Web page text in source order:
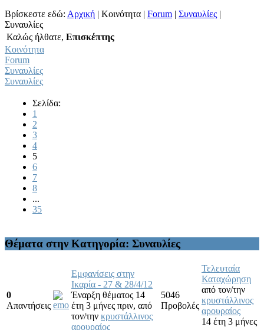
Βρίσκεστε εδώ: Αρχική | Κοινότητα | Forum | Συναυλίες |
Συναυλίες
Καλώς ήλθατε, Επισκέπτης
Κοινότητα
Forum
Συναυλίες
Συναυλίες
Σελίδα:
1
2
3
4
5
6
7
8
...
35
Θέματα στην Κατηγορία: Συναυλίες
0
Απαντήσεις
Εμφανίσεις στην
Ικαρία - 27 & 28/4/12
Έναρξη θέματος 14
έτη 3 μήνες πριν, από
τον/την κρυστάλλινος
αρουραίος
5046
Προβολές
Τελευταία
Καταχώρηση
από τον/την
κρυστάλλινος
αρουραίος
14 έτη 3 μήνες